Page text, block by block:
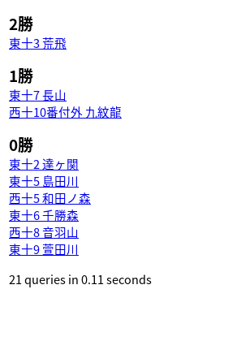
2勝
東十3 荒飛
1勝
東十7 長山
西十10番付外 九紋龍
0勝
東十2 達ヶ関
東十5 島田川
西十5 和田ノ森
東十6 千勝森
西十8 音羽山
東十9 萱田川
21 queries in 0.11 seconds